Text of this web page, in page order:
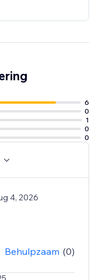
6
0
1
0
0
4, 2026
Behulpzaam (0)